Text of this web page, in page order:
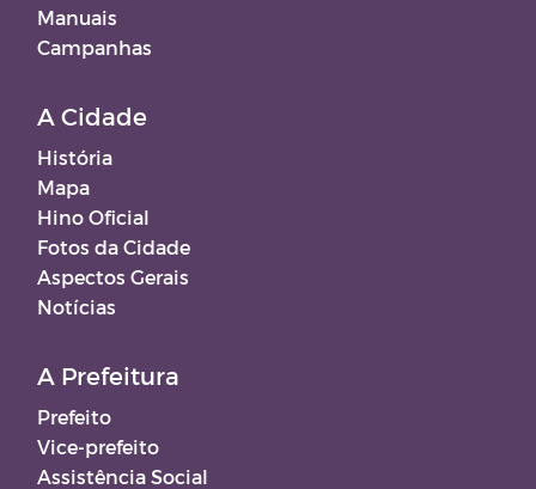
Manuais
Campanhas
A Cidade
História
Mapa
Hino Oficial
Fotos da Cidade
Aspectos Gerais
Notícias
A Prefeitura
Prefeito
Vice-prefeito
Assistência Social